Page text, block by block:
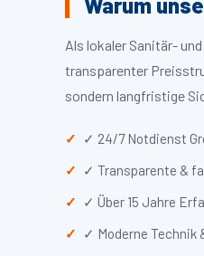
Als lokaler Sanitär-
transparenter
sondern langfristige
✓ 24/7 Notdienst
✓ Transparente &
✓ Über 15 Jahre
✓ Moderne